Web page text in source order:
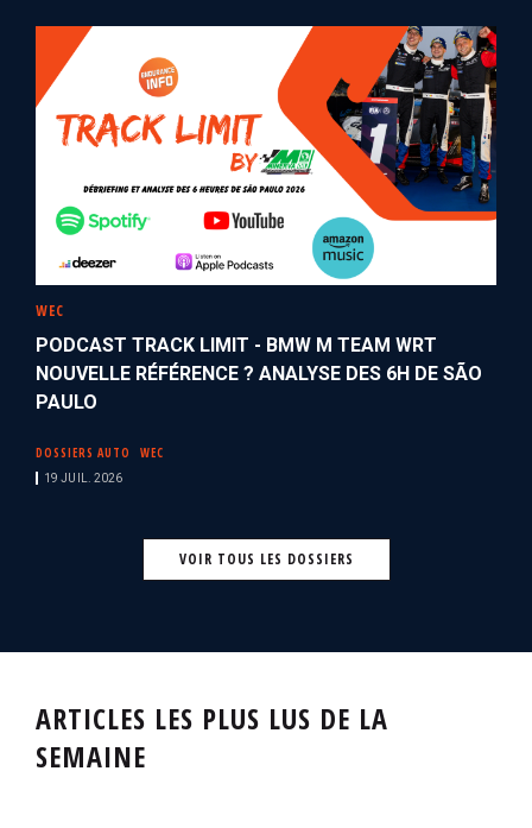
WEC
PODCAST TRACK LIMIT - BMW M TEAM WRT
NOUVELLE RÉFÉRENCE ? ANALYSE DES 6H DE SÃO
PAULO
DOSSIERS AUTO WEC
19 JUIL. 2026
VOIR TOUS LES DOSSIERS
ARTICLES LES PLUS LUS DE LA
SEMAINE